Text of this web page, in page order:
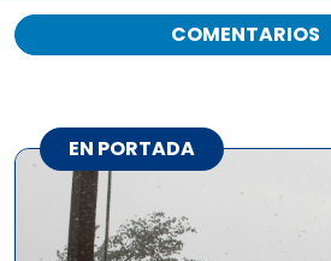
COMENTARIOS
EN PORTADA